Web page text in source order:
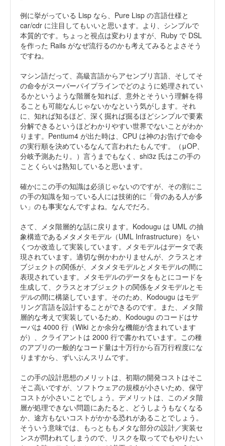
例に挙がっている Lisp なら、Pure Lisp の言語仕様と
car/cdr に注目してもいいと思います。より、シンプルで
本質的です。ちょっと視点は変わりますが、Ruby で DSL
を作った Rails がなぜ流行るのかも考えてみるとよさそう
ですね。
マシン語だって、高級言語からアセンブリ言語、そしてそ
の命令がスーパーパイプラインでどのように処理されてい
るかというような階層を知れば、意外とそういう理解を得
ることも可能なんじゃないかなという気がします。それ
に、知れば知るほど、深く掘れば掘るほどシンプルで要素
分解できるというほどわかりやすい世界でないことがわか
ります。Pentium4 が出た時は、CPU は神のお告げで命令
の実行順を決めているなんて言われたもんです。（μOP、
分岐予測あたり。）言うまでもなく、shi3z 氏はこの手の
ことくらいは熟知していると思います。
確かにこの手の知識は必須じゃないのですが、その割にこ
の手の知識を知っている人には技術的に「骨のある人が多
い」のも事実なんですよね。なんでだろ。
さて、メタ階層的な話に戻ります。Kodougu は UML の抽
象構造であるメタメタモデル（UML Infrastructure）をい
くつか改造して実装しています。メタモデルはデータで表
現されています。適切な例かわかりませんが、クラスとオ
ブジェクトの関係が、メタメタモデルとメタモデルの間に
表現されています。メタモデルのデータをもとにコードを
生成して、クラスとオブジェクトの関係をメタモデルとモ
デルの間に構築しています。そのため、Kodougu はモデ
リング言語を設計することができるのです。また、メタ階
層的な考えで実装しているため、Kodougu のコードはサ
ーバは 4000 行（Wiki とか余分な機能が含まれています
が）、クライアントは 2000 行で書かれています。この種
のアプリの一般的なコード量は十万行から百万行程度にな
りますから、ずいぶんスリムです。
この手の設計思想のメリットは、初期の開発コストはそこ
そこ高いですが、ソフトウェアの規模が小さいため、保守
コストが小さいことでしょう。デメリットは、このメタ階
層が処理できない問題にあたると、どうしようもなくなる
か、途方もないコストがかかる恐れがあることでしょう。
そういう意味では、もっとももメタな部分の設計／実装セ
ンスが問われてしまうので、リスクを取ってでもやりたい